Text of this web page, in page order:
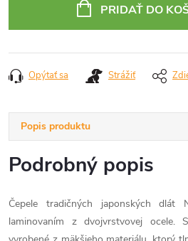
PRIDAŤ DO
Opýtať sa Strážiť
Popis produktu
Podrobný popis
Čepele tradičných japonských
laminovaním z dvojvrstvovej ocele.